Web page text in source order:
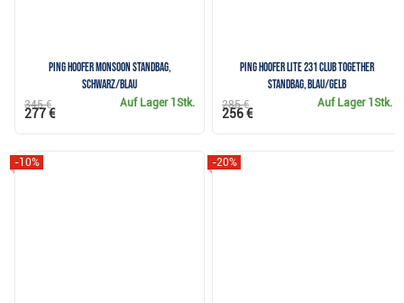
Ping Hoofer Monsoon Standbag,
schwarz/blau
Auf Lager 1Stk.
345 €
277 €
PING Hoofer Lite 231 Club Together
Standbag, blau/gelb
Auf Lager 1Stk.
285 €
256 €
-10% -20%